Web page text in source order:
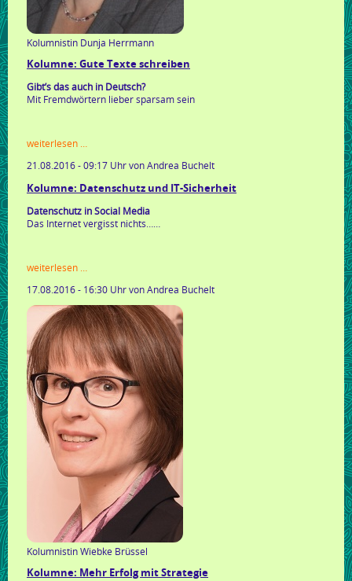
Kolumnistin Dunja Herrmann
Kolumne: Gute Texte schreiben
Gibt’s das auch in Deutsch?
Mit Fremdwörtern lieber sparsam sein
weiterlesen …
texte
21.08.2016 - 09:17 Uhrvon Andrea Buchelt
Kolumne: Datenschutz und IT-Sicherheit
Datenschutz in Social Media
Das Internet vergisst nichts……
weiterlesen …
und
it-
sicherheit
17.08.2016 - 16:30 Uhrvon Andrea Buchelt
Kolumnistin Wiebke Brüssel
Kolumne: Mehr Erfolg mit Strategie